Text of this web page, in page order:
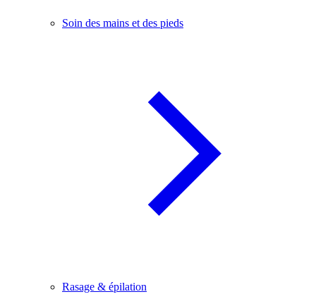
Soin des mains et des pieds
Rasage & épilation